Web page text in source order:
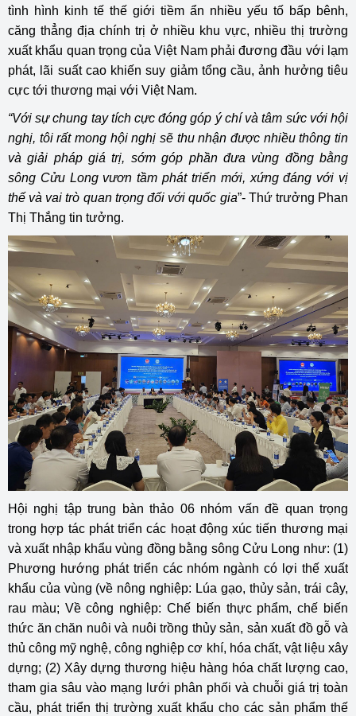
tình hình kinh tế thế giới tiềm ẩn nhiều yếu tố bấp bênh,
căng thẳng địa chính trị ở nhiều khu vực, nhiều thị trường
xuất khẩu quan trọng của Việt Nam phải đương đầu với lạm
phát, lãi suất cao khiến suy giảm tổng cầu, ảnh hưởng tiêu
cực tới thương mại với Việt Nam.
“Với sự chung tay tích cực đóng góp ý chí và tâm sức với hội
nghị, tôi rất mong hội nghị sẽ thu nhận được nhiều thông tin
và giải pháp giá trị, sớm góp phần đưa vùng đồng bằng
sông Cửu Long vươn tầm phát triển mới, xứng đáng với vị
thế và vai trò quan trọng đối với quốc gia”- Thứ trưởng Phan
Thị Thắng tin tưởng.
Hội nghị tập trung bàn thảo 06 nhóm vấn đề quan trọng
trong hợp tác phát triển các hoạt động xúc tiến thương mại
và xuất nhập khẩu vùng đồng bằng sông Cửu Long như: (1)
Phương hướng phát triển các nhóm ngành có lợi thế xuất
khẩu của vùng (về nông nghiệp: Lúa gạo, thủy sản, trái cây,
rau màu; Về công nghiệp: Chế biến thực phẩm, chế biến
thức ăn chăn nuôi và nuôi trồng thủy sản, sản xuất đồ gỗ và
thủ công mỹ nghệ, công nghiệp cơ khí, hóa chất, vật liệu xây
dựng; (2) Xây dựng thương hiệu hàng hóa chất lượng cao,
tham gia sâu vào mạng lưới phân phối và chuỗi giá trị toàn
cầu, phát triển thị trường xuất khẩu cho các sản phẩm thế